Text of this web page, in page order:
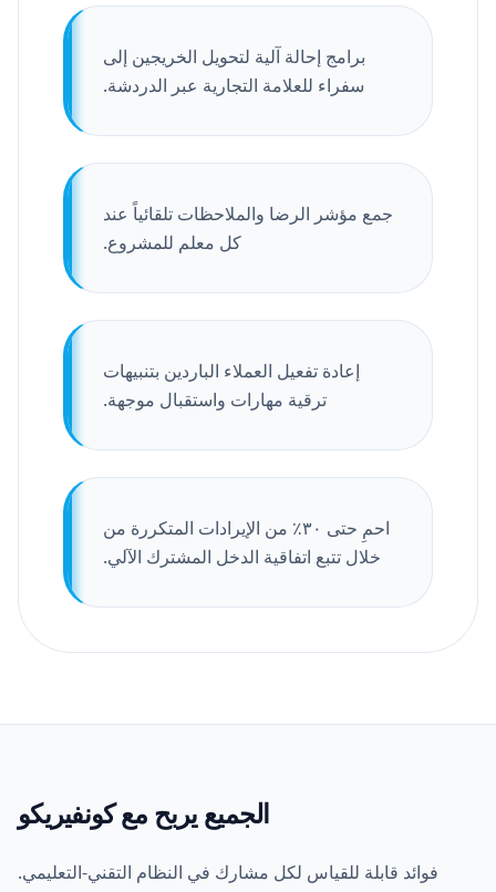
برامج إحالة آلية لتحويل الخريجين إلى
سفراء للعلامة التجارية عبر الدردشة.
جمع مؤشر الرضا والملاحظات تلقائياً عند
كل معلم للمشروع.
إعادة تفعيل العملاء الباردين بتنبيهات
ترقية مهارات واستقبال موجهة.
احمِ حتى ٣٠٪ من الإيرادات المتكررة من
خلال تتبع اتفاقية الدخل المشترك الآلي.
الجميع يربح مع كونفيريكو
فوائد قابلة للقياس لكل مشارك في النظام التقني-التعليمي.